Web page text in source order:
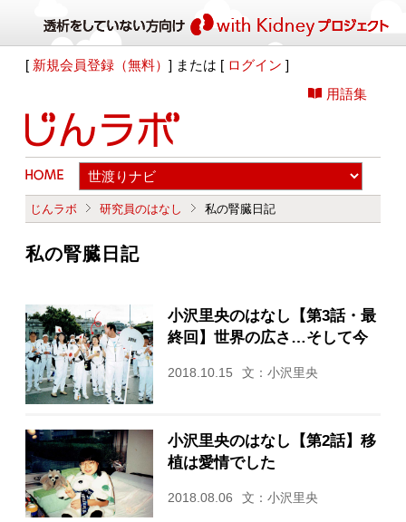
[ 新規会員登録（無料）] または [ ログイン ]
用語集
じんラボ 研究員のはなし 私の腎臓日記
私の腎臓日記
小沢里央のはなし【第3話・最
終回】世界の広さ…そして今
2018.10.15 文：小沢里央
小沢里央のはなし【第2話】移
植は愛情でした
2018.08.06 文：小沢里央